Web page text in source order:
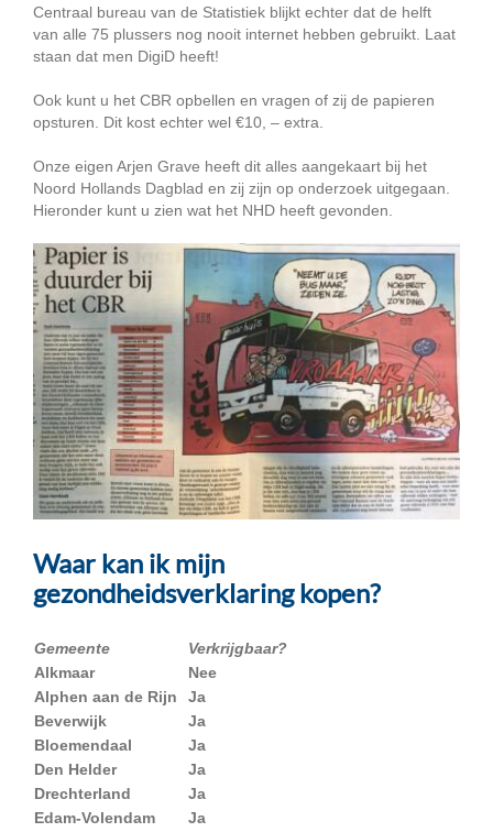
Centraal bureau van de Statistiek blijkt echter dat de helft
van alle 75 plussers nog nooit internet hebben gebruikt. Laat
staan dat men DigiD heeft!
Ook kunt u het CBR opbellen en vragen of zij de papieren
opsturen. Dit kost echter wel €10, – extra.
Onze eigen Arjen Grave heeft dit alles aangekaart bij het
Noord Hollands Dagblad en zij zijn op onderzoek uitgegaan.
Hieronder kunt u zien wat het NHD heeft gevonden.
Waar kan ik mijn
gezondheidsverklaring kopen?
Gemeente
Verkrijgbaar?
Alkmaar
Nee
Alphen aan de Rijn
Ja
Beverwijk
Ja
Bloemendaal
Ja
Den Helder
Ja
Drechterland
Ja
Edam-Volendam
Ja